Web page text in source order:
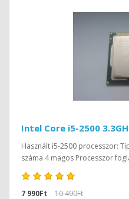
Intel Core i5-2500
Használt i5-2500 processzor:
száma 4 magos Processzor
7 990Ft
10 490Ft